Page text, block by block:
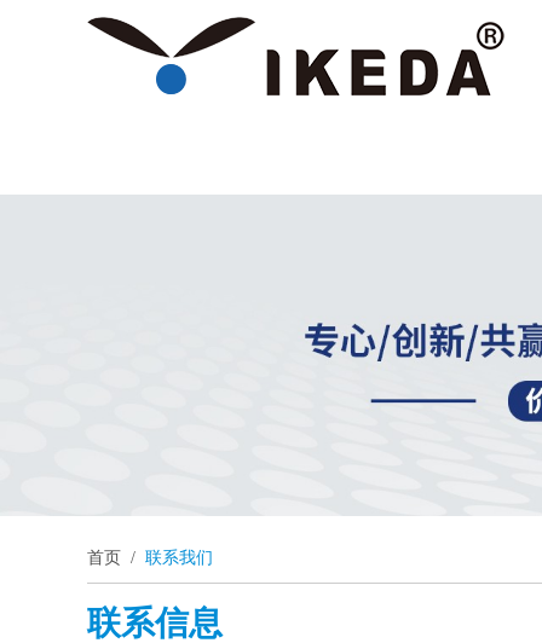
首页 / 联系我们
联系信息